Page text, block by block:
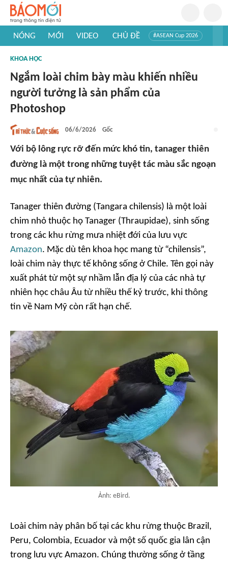
NÓNG MỚI VIDEO CHỦ ĐỀ #ASEAN Cup 2026
#Khám phá thế giới
KHOA HỌC
Ngắm loài chim bày màu khiến nhiều
người tưởng là sản phẩm của
Photoshop
06/6/2026 Gốc
Với bộ lông rực rỡ đến mức khó tin, tanager thiên
đường là một trong những tuyệt tác màu sắc ngoạn
mục nhất của tự nhiên.
Tanager thiên đường (Tangara chilensis) là một loài
chim nhỏ thuộc họ Tanager (Thraupidae), sinh sống
trong các khu rừng mưa nhiệt đới của lưu vực
Amazon. Mặc dù tên khoa học mang từ “chilensis”,
loài chim này thực tế không sống ở Chile. Tên gọi này
xuất phát từ một sự nhầm lẫn địa lý của các nhà tự
nhiên học châu Âu từ nhiều thế kỷ trước, khi thông
tin về Nam Mỹ còn rất hạn chế.
Ảnh: eBird.
Loài chim này phân bố tại các khu rừng thuộc Brazil,
Peru, Colombia, Ecuador và một số quốc gia lân cận
trong lưu vực Amazon. Chúng thường sống ở tầng